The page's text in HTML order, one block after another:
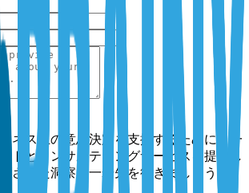
ネス上の意思決定を支援するために、一
トとコンサルティングサービスを提供し
された洞察で一歩先を行きましょう。